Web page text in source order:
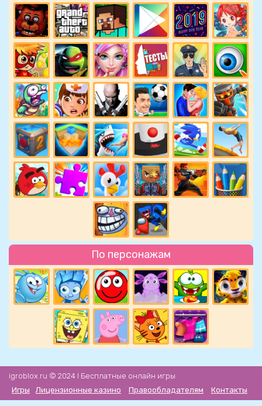
По персонажам
igroblox.ru © 2024 l Бесплатные онлайн игры
Игры
Лицензионные казино Правообладателям Контакты